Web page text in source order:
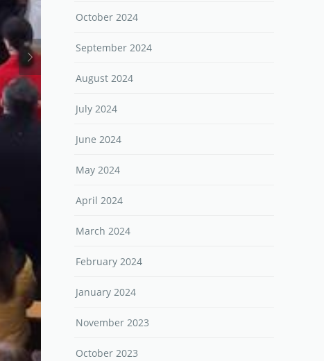
October 2024
September 2024
August 2024
July 2024
June 2024
May 2024
April 2024
March 2024
February 2024
January 2024
November 2023
October 2023